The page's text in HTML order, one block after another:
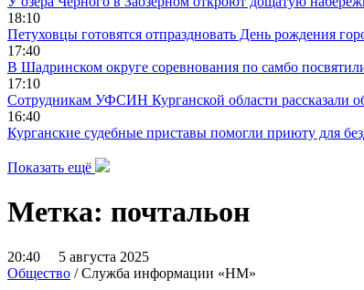
18:10
Петуховцы готовятся отпраздновать День рождения
17:40
В Шадринском округе соревнования по самбо
17:10
Сотрудникам УФСИН Курганской области рассказали
16:40
Курганские судебные приставы помогли приюту для
Показать ещё
Метка: почтальон
20:40 5 августа 2025
Общество / Служба информации «НМ»